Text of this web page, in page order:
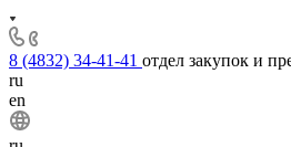
8 (4832) 34-41-41 отдел закупок и
ru
en